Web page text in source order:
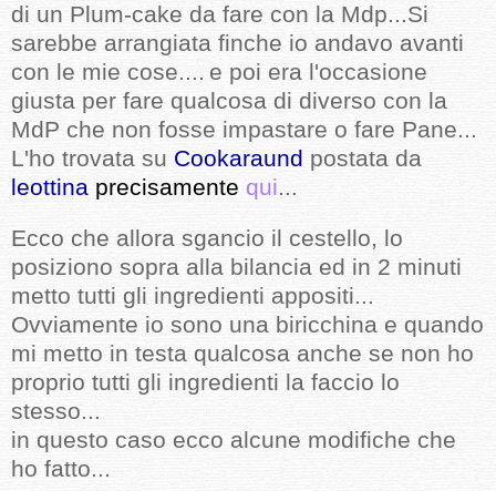
di un Plum-cake da fare con la Mdp...Si
sarebbe arrangiata finche io andavo avanti
con le mie cose.... e poi era l'occasione
giusta per fare qualcosa di diverso con la
MdP che non fosse impastare o fare Pane...
L'ho trovata su Cookaraund postata da
leottina precisamente qui...
Ecco che allora sgancio il cestello, lo
posiziono sopra alla bilancia ed in 2 minuti
metto tutti gli ingredienti appositi...
Ovviamente io sono una biricchina e quando
mi metto in testa qualcosa anche se non ho
proprio tutti gli ingredienti la faccio lo
stesso...
in questo caso ecco alcune modifiche che
ho fatto...